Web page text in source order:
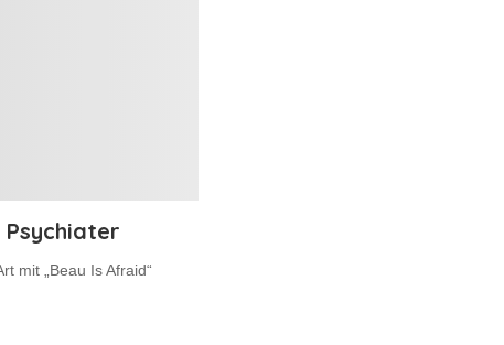
Psychiater
mit „Beau Is Afraid“